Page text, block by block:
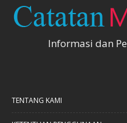
Informasi dan
TENTANG KAMI